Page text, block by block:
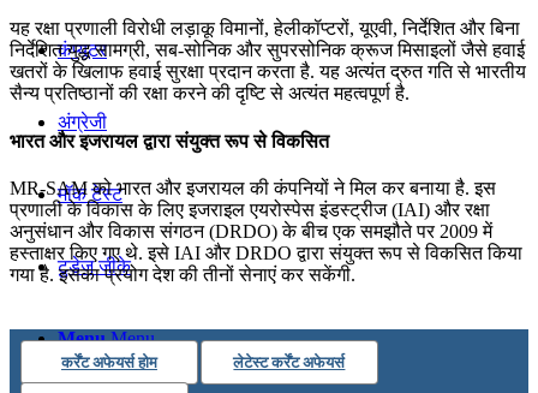
कंप्यूटर
अंग्रेजी
मॉक टेस्ट
टुडेज जीके
Menu Menu
यह रक्षा प्रणाली विरोधी लड़ाकू विमानों, हेलीकॉप्टरों, यूएवी, निर्देशित और बिना
निर्देशित युद्ध सामग्री, सब-सोनिक और सुपरसोनिक क्रूज मिसाइलों जैसे हवाई
खतरों के खिलाफ हवाई सुरक्षा प्रदान करता है. यह अत्यंत द्रुत गति से भारतीय
सैन्य प्रतिष्ठानों की रक्षा करने की दृष्टि से अत्यंत महत्वपूर्ण है.
भारत और इजरायल द्वारा संयुक्त रूप से विकसित
MR-SAM को भारत और इजरायल की कंपनियों ने मिल कर बनाया है. इस
प्रणाली के विकास के लिए इजराइल एयरोस्पेस इंडस्ट्रीज (IAI) और रक्षा
अनुसंधान और विकास संगठन (DRDO) के बीच एक समझौते पर 2009 में
हस्ताक्षर किए गए थे. इसे IAI और DRDO द्वारा संयुक्त रूप से विकसित किया
गया है. इसका प्रयोग देश की तीनों सेनाएं कर सकेंगी.
कर्रेंट अफेयर्स होम लेटेस्ट कर्रेंट अफेयर्स